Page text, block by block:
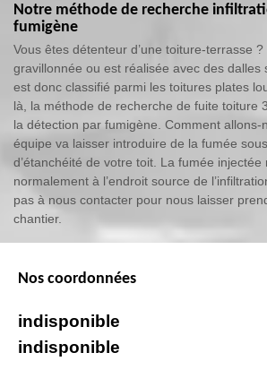
Notre méthode de recherche
fumigène
Vous êtes détenteur d’une toiture-terrasse
gravillonnée ou est réalisée avec des dalles
est donc classifié parmi les toitures plates
là, la méthode de recherche de fuite toiture
la détection par fumigène. Comment allons-
équipe va laisser introduire de la fumée
d’étanchéité de votre toit. La fumée injectée
normalement à l’endroit source de
pas à nous contacter pour nous laisser
chantier.
Nos coordonnées
indisponible
indisponible